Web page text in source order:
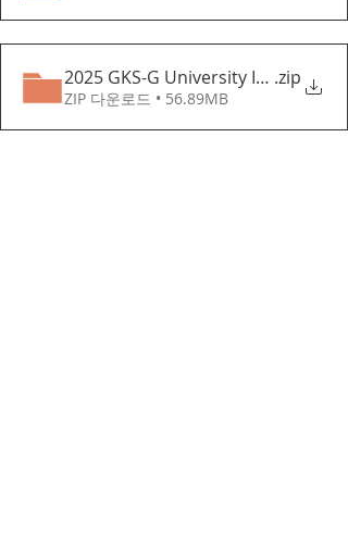
2025 GKS-G University Information
.zip
ZIP 다운로드 • 56.89MB